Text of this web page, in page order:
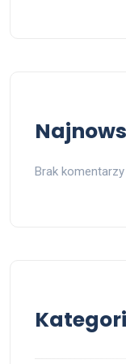
Brak